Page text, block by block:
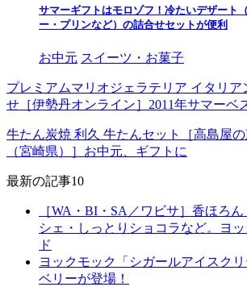
サマーギフトはモロゾフ！冷たいデザート
ー・プリンなど）の詰合せセットが便利
お中元 スイーツ・お菓子
プレミアムマリオジェラテリア イタリア
せ［伊勢丹オンライン］2011年サマーベ
牛たん炭焼 利久 牛たんセット［高島屋
（宮崎県）］お中元、ギフトに
最新の記事10
［WA・BI・SA／ワビサ］香ほろ
シェ・しっとりショコラなど。ヨ
ド
ヨックモック「シガールアイスク
ベリーが登場！